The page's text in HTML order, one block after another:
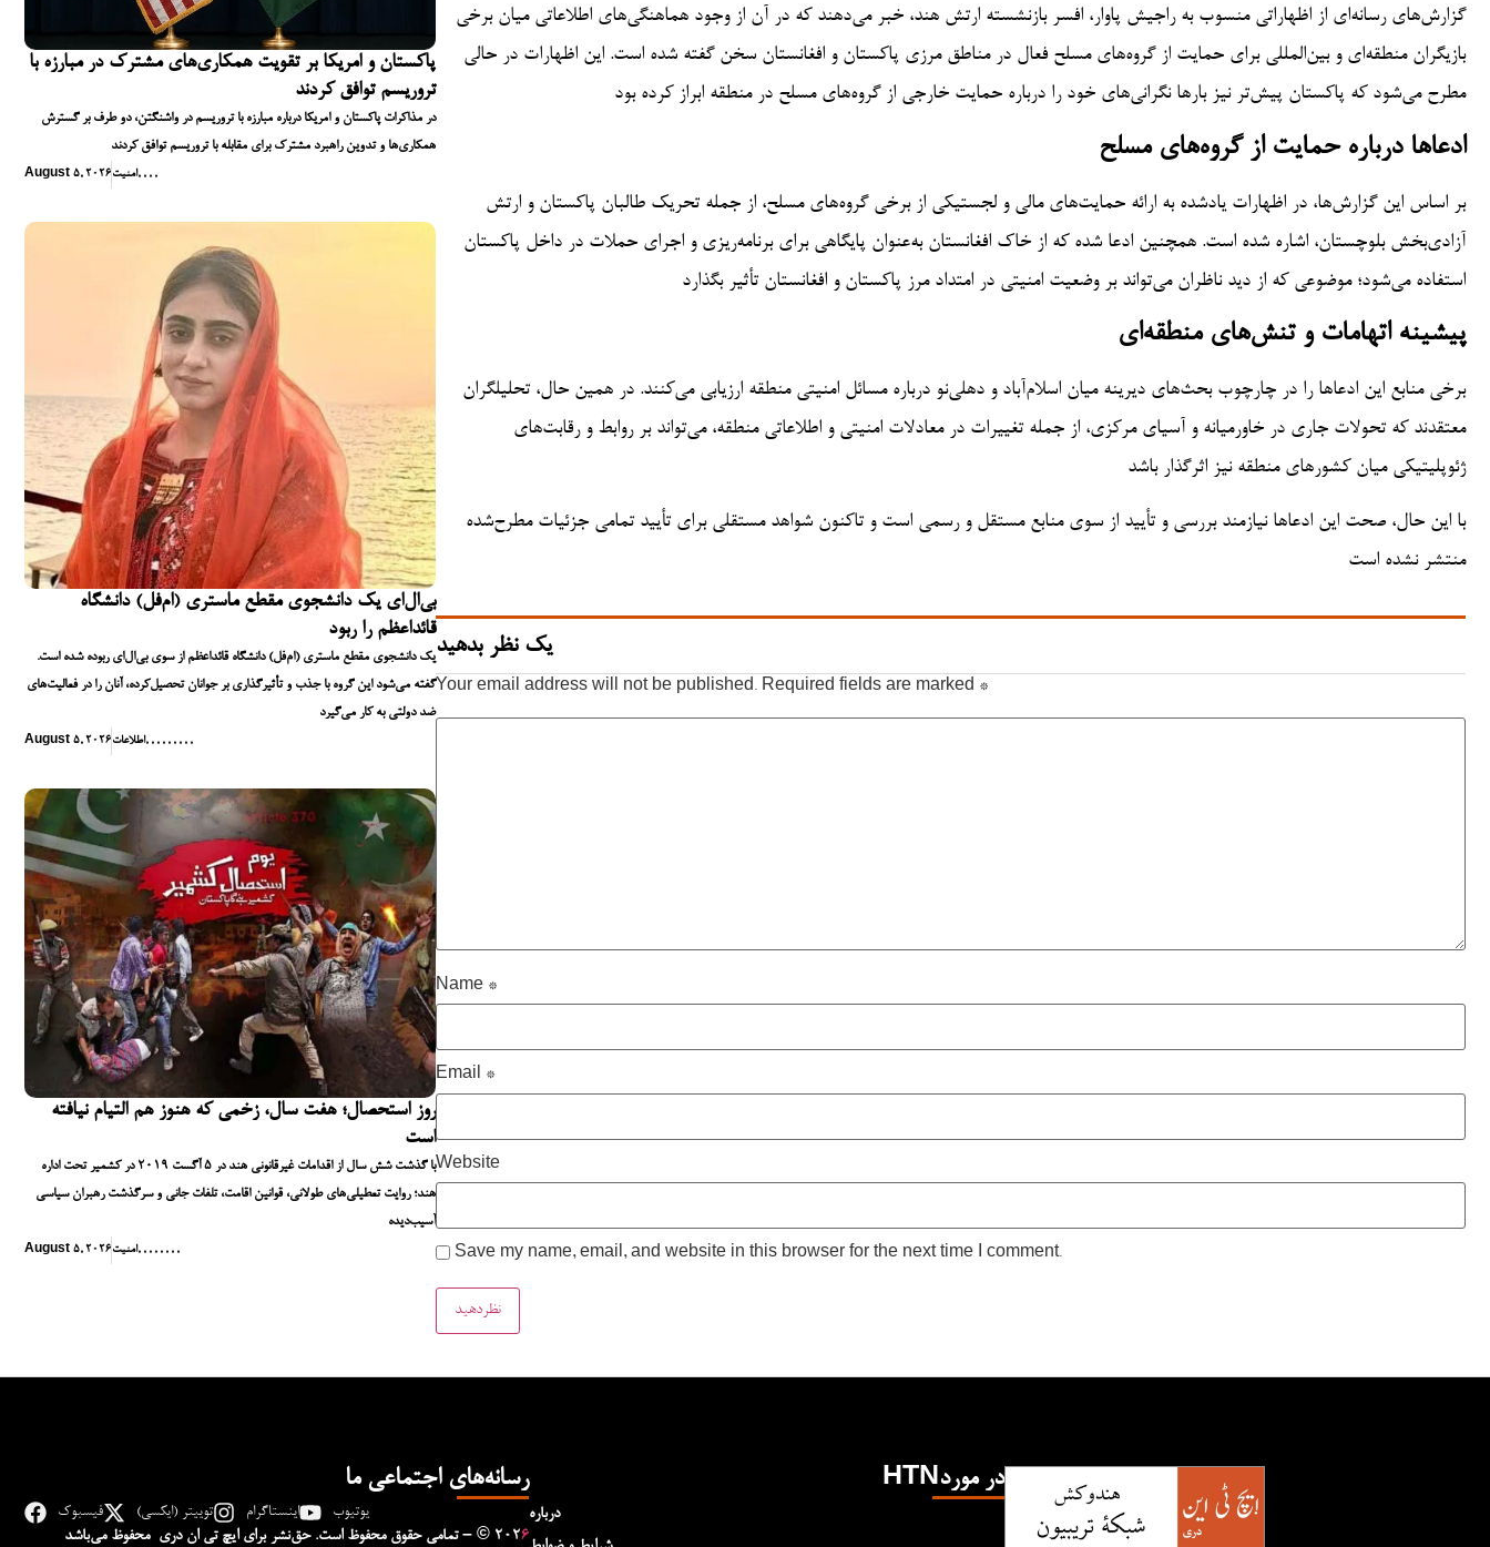
پاکستان و امریکا بر تقویت همکاری‌های مشترک در مبارزه با
تروریسم توافق کردند
در مذاکرات پاکستان و امریکا درباره مبارزه با تروریسم در واشنگتن، دو طرف بر گسترش
همکاری‌ها و تدوین راهبرد مشترک برای مقابله با تروریسم توافق کردند
August 5, 2026امنیت, , , ,
بی‌ال‌ای یک دانشجوی مقطع ماستری (ام‌فل) دانشگاه
قائداعظم را ربود
یک دانشجوی مقطع ماستری (ام‌فل) دانشگاه قائداعظم از سوی بی‌ال‌ای ربوده شده است.
گفته می‌شود این گروه با جذب و تأثیرگذاری بر جوانان تحصیل‌کرده، آنان را در فعالیت‌های
ضد دولتی به کار می‌گیرد
August 5, 2026اطلاعات, , , , , , , , ,
روز استحصال؛ هفت سال، زخمی که هنوز هم التیام نیافته
است
با گذشت شش سال از اقدامات غیرقانونی هند در ۵ آگست ۲۰۱۹ در کشمیر تحت اداره
هند؛ روایت تعطیلی‌های طولانی، قوانین اقامت، تلفات جانی و سرگذشت رهبران سیاسی
آسیب‌دیده
August 5, 2026امنیت, , , , , , , ,
گزارش‌های رسانه‌ای از اظهاراتی منسوب به راجیش پاوار، افسر بازنشسته ارتش هند، خبر می‌دهند که در آن از وجود هماهنگی‌های اطلاعاتی میان برخی
بازیگران منطقه‌ای و بین‌المللی برای حمایت از گروه‌های مسلح فعال در مناطق مرزی پاکستان و افغانستان سخن گفته شده است. این اظهارات در حالی
مطرح می‌شود که پاکستان پیش‌تر نیز بارها نگرانی‌های خود را درباره حمایت خارجی از گروه‌های مسلح در منطقه ابراز کرده بود
ادعاها درباره حمایت از گروه‌های مسلح
بر اساس این گزارش‌ها، در اظهارات یادشده به ارائه حمایت‌های مالی و لجستیکی از برخی گروه‌های مسلح، از جمله تحریک طالبان پاکستان و ارتش
آزادی‌بخش بلوچستان، اشاره شده است. همچنین ادعا شده که از خاک افغانستان به‌عنوان پایگاهی برای برنامه‌ریزی و اجرای حملات در داخل پاکستان
استفاده می‌شود؛ موضوعی که از دید ناظران می‌تواند بر وضعیت امنیتی در امتداد مرز پاکستان و افغانستان تأثیر بگذارد
پیشینه اتهامات و تنش‌های منطقه‌ای
برخی منابع این ادعاها را در چارچوب بحث‌های دیرینه میان اسلام‌آباد و دهلی‌نو درباره مسائل امنیتی منطقه ارزیابی می‌کنند. در همین حال، تحلیلگران
معتقدند که تحولات جاری در خاورمیانه و آسیای مرکزی، از جمله تغییرات در معادلات امنیتی و اطلاعاتی منطقه، می‌تواند بر روابط و رقابت‌های
ژئوپلیتیکی میان کشورهای منطقه نیز اثرگذار باشد
با این حال، صحت این ادعاها نیازمند بررسی و تأیید از سوی منابع مستقل و رسمی است و تاکنون شواهد مستقلی برای تأیید تمامی جزئیات مطرح‌شده
منتشر نشده است
یک نظر بدهید
Your email address will not be published. Required fields are marked *
Name *
Email *
Website
Save my name, email, and website in this browser for the next time I comment.
رسانه‌های اجتماعی ما
فیسبوک توییتر (ایکسی) اینستاگرام یوتیوب
– © ۲۰۲۶ تمامی حقوق محفوظ است. حق‌نشر برای ایچ‌ تی‌ ان دری محفوظ می‌باشد
HTNدر مورد
درباره